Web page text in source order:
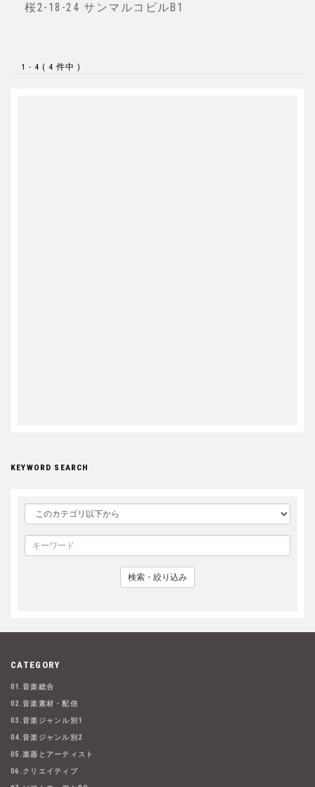
桜2-18-24 サンマルコビルB1
1 - 4 ( 4 件中 )
KEYWORD SEARCH
検索・絞り込み
CATEGORY
01.音楽総合
02.音楽素材・配信
03.音楽ジャンル別1
04.音楽ジャンル別2
05.楽器とアーティスト
06.クリエイティブ